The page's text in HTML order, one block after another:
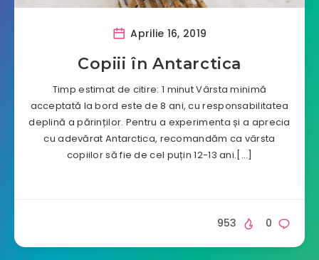
Aprilie 16, 2019
Copiii în Antarctica
Timp estimat de citire: 1 minut Vârsta minimă
acceptată la bord este de 8 ani, cu responsabilitatea
deplină a părinților. Pentru a experimenta și a aprecia
cu adevărat Antarctica, recomandăm ca vârsta
copiilor să fie de cel puțin 12-13 ani.[…]
0
953